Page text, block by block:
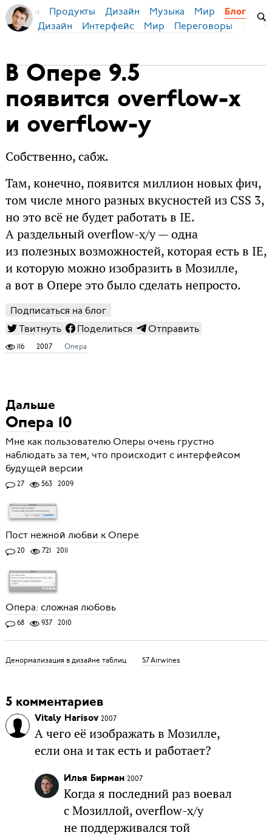
Бирман Продукты Дизайн Музыка Мир Блог
Дизайн Интерфейс Мир Переговоры
В Опере 9.5
появится overflow-x
и overflow-y
Собственно, сабж.
Там, конечно, появится миллион новых фич,
том числе много разных вкусностей из CSS 3,
но это всё не будет работать в IE.
А раздельный overflow-x/y — одна
из полезных возможностей, которая есть в IE,
и которую можно изобразить в Мозилле,
а вот в Опере это было сделать непросто.
Подписаться на блог
Твитнуть
Поделиться Отправить
116 2007 Опера
Дальше
Опера 10
Мне как пользователю Оперы очень грустно
наблюдать за тем, что происходит с интерфейсом
будущей версии
27 563 2009
Пост нежной любви к Опере
20 721 2011
Опера: сложная любовь
68 937 2010
Денормализация в дизайне таблиц S7 Airwines
5 комментариев
Vitaly Harisov 2007
А чего её изображать в Мозилле,
если она и так есть и работает?
Илья Бирман 2007
Когда я последний раз воевал
с Мозиллой, overflow-x/y
не поддерживался той